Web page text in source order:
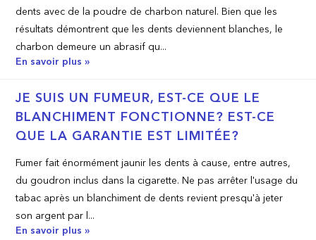
dents avec de la poudre de charbon naturel. Bien que les
résultats démontrent que les dents deviennent blanches, le
charbon demeure un abrasif qu...
En savoir plus »
JE SUIS UN FUMEUR, EST­-CE QUE LE
BLANCHIMENT FONCTIONNE? EST­-CE
QUE LA GARANTIE EST LIMITÉE?
Fumer fait énormément jaunir les dents à cause, entre autres,
du goudron inclus dans la cigarette. Ne pas arrêter l'usage du
tabac après un blanchiment de dents revient presqu'à jeter
son argent par l...
En savoir plus »